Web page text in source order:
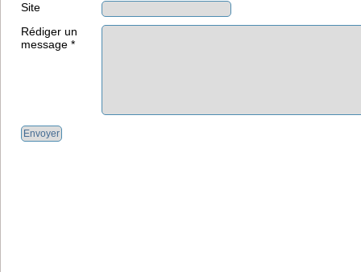
Site
Rédiger un
message *
Envoyer